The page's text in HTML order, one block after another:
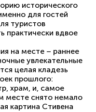
исторического
для гостей
туристов
практически вдвое
на месте – раннее
увлекательные
целая кладезь
прошлого:
храм, и, самое
месте снято немало
картина Стивена